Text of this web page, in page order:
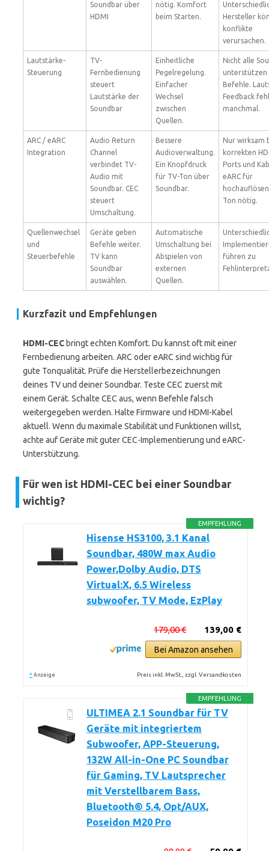
Soundbar über
HDMI
nötig. Komfort
beim Starten.
Hersteller
konflikte
verursachen.
Lautstärke-
Steuerung
TV-
Fernbedienung
steuert
Lautstärke der
Soundbar
Einheitliche
Pegelregelung.
Einfacher
Wechsel
zwischen
Quellen.
Nicht alle
unterstützen
Befehle.
Feedback
manchmal.
ARC / eARC
Integration
Audio Return
Channel
verbindet TV-
Audio mit
Soundbar. CEC
steuert
Umschaltung.
Bessere
Audioverwaltung.
Ein Knopfdruck
für TV-Ton über
Soundbar.
Nur wirksam
korrekten
Ports und
eARC für
Ton nötig.
Quellenwechsel
und
Steuerbefehle
Geräte geben
Befehle weiter.
TV kann
Soundbar
auswählen.
Automatische
Umschaltung bei
Abspielen von
externen
Quellen.
führen zu
Kurzfazit und Empfehlungen
HDMI-CEC bringt echten Komfort. Du kannst oft mit einer
Fernbedienung arbeiten. ARC oder eARC sind wichtig für
gute Tonqualität. Prüfe die Herstellerbezeichnungen
deines TV und deiner Soundbar. Teste CEC zuerst mit
einem Gerät. Schalte CEC aus, wenn Befehle falsch
weitergegeben werden. Halte Firmware und HDMI-Kabel
aktuell. Wenn du maximale Stabilität und Funktionen willst,
achte auf Geräte mit guter CEC-Implementierung und eARC-
Unterstützung.
Für wen ist HDMI-CEC bei einer Soundbar
wichtig?
EMPFEHLUNG
Hisense HS3100, 3.1 Kanal
Soundbar, 480W max Audio
Power,Dolby Audio, DTS
Virtual:X, 6.5 Wireless
subwoofer, TV Mode, EzPlay
139,00 €
179,00 €
Bei Amazon ansehen
* Anzeige Preis inkl. MwSt., zzgl. Versandkosten
EMPFEHLUNG
ULTIMEA 2.1 Soundbar für TV
Geräte mit integriertem
Subwoofer, APP-Steuerung,
132W All-in-One PC Soundbar
für Gaming, TV Lautsprecher
mit Verstellbarem Bass,
Bluetooth® 5.4, Opt/AUX,
Poseidon M20 Pro